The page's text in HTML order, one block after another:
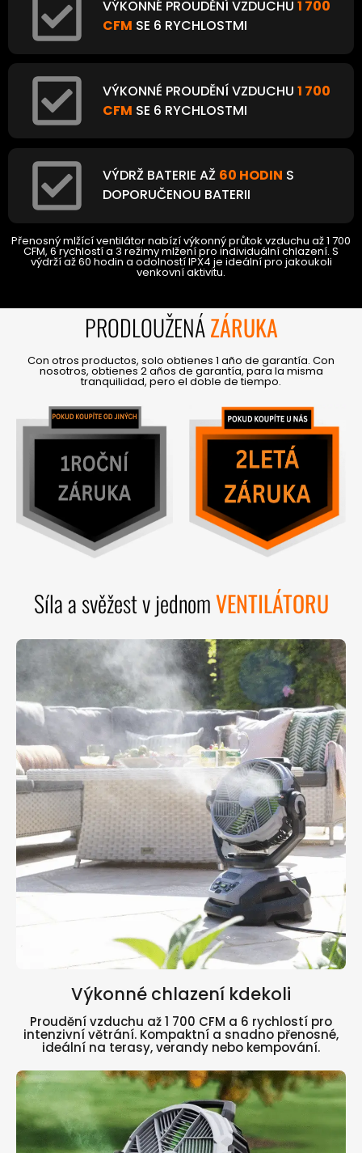
VÝKONNÉ PROUDĚNÍ VZDUCHU1 700
CFM SE 6 RYCHLOSTMI
VÝKONNÉ PROUDĚNÍ VZDUCHU1 700
CFM SE 6 RYCHLOSTMI
VÝDRŽ BATERIE AŽ 60 HODIN S
DOPORUČENOU BATERII
Přenosný mlžící ventilátor nabízí výkonný průtok vzduchu až 1 700
CFM, 6 rychlostí a 3 režimy mlžení pro individuální chlazení. S
výdrží až 60 hodin a odolností IPX4 je ideální pro jakoukoli
venkovní aktivitu.
PRODLOUŽENÁZÁRUKA
Con otros productos, solo obtienes 1 año de garantía. Con
nosotros, obtienes 2 años de garantía, para la misma
tranquilidad, pero el doble de tiempo.
Síla a svěžest v jednomVENTILÁTORU
Výkonné chlazení kdekoli
Proudění vzduchu až 1 700 CFM a 6 rychlostí pro
intenzivní větrání. Kompaktní a snadno přenosné,
ideální na terasy, verandy nebo kempování.